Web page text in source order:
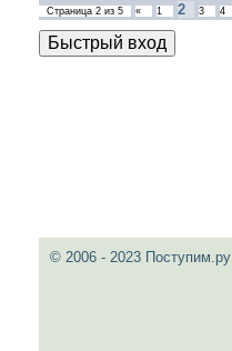
Страница 2из 5 « 1 2 3 4
© 2006 - 2023 Поступим.ру